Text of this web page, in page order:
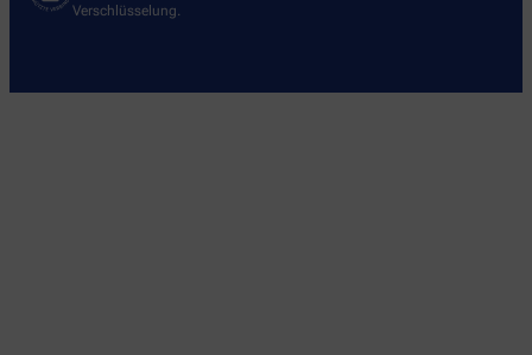
Verschlüsselung.